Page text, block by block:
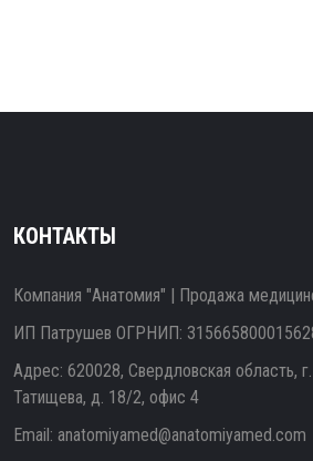
КОНТАКТЫ
Компания "Анатомия" | Продажа
ИП Патрушев ОГРНИП:
Адрес: 620028, Свердловская область, г.
Татищева, д. 18/2, офис 4
Email: anatomiyamed@anatomiyamed.com